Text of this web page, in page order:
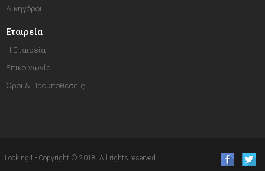
Δικηγόροι
Εταιρεία
Η Εταιρεία
Επικοινωνία
Όροι & Προϋποθέσεις
Looking4 - Copyright © 2018. All rights reserved.